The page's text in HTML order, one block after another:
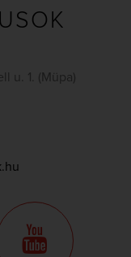
u. 1. (Müpa)